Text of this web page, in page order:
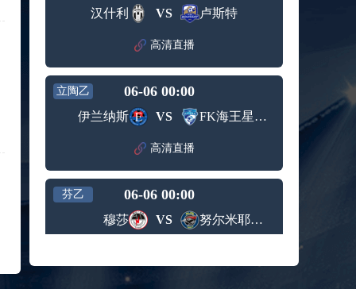
月13日
大师赛
男单第3
轮
阿纳尔迪vs贾里 全场录像回放
ATP罗马
大师赛
男单第2
轮
标签： 2024年5
月12日
WTA罗
马大师
赛女单
第3轮
2024年5
WTA罗
赛女单
斯诺克元老斯诺克世锦赛半决赛 伊戈尔-费格雷多vs德拉戈 全场录像回放
标签：
月12日
元老斯
诺克世
锦赛半
决赛
穆纳尔vs诺里 全场录像回放
月12日
ATP罗马
大师赛
男单第2
MSI季中冠军赛胜者组 BLG vs T1 全场录像回放
月12日
冠军赛
KPL春季赛季后赛败者组决赛 重庆狼队 vs 苏州KSG 全场录像回放
汉什利 VS 卢斯特
高清直播
立陶乙 06-06 00:00
伊兰纳斯 VS FK海王星克莱佩达
高清直播
芬乙 06-06 00:00
穆莎 VS 努尔米耶尔维NJS